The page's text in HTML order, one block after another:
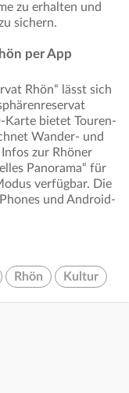
zu erhalten und
sichern.
per App
Rhön“ lässt sich
Karte bietet Touren-
Wander- und
zur Rhöner
Panorama“ für
verfügbar. Die
und Android-
Rhön Kultur